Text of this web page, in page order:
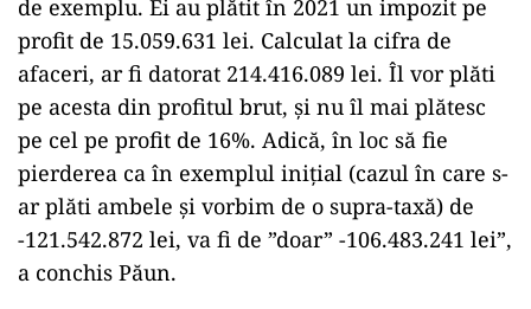
de exemplu. Ei au plătit în 2021 un impozit pe
profit de 15.059.631 lei. Calculat la cifra de
afaceri, ar fi datorat 214.416.089 lei. Îl vor plăti
pe acesta din profitul brut, și nu îl mai plătesc
pe cel pe profit de 16%. Adică, în loc să fie
pierderea ca în exemplul inițial (cazul în care s-
ar plăti ambele și vorbim de o supra-taxă) de
-121.542.872 lei, va fi de ”doar” -106.483.241 lei”,
a conchis Păun.